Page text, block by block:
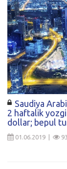
Saudiya
2 haftalik
dollar; bepul
01.06.2019 |